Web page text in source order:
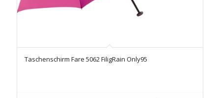
Taschenschirm Fare 5062 FiligRain Only95